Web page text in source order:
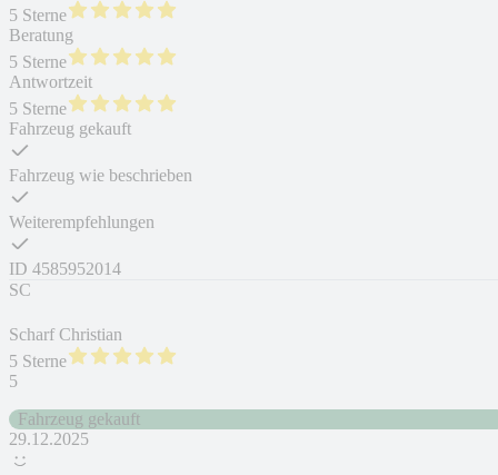
5 Sterne
Beratung
5 Sterne
Antwortzeit
5 Sterne
Fahrzeug gekauft
Fahrzeug wie beschrieben
Weiterempfehlungen
ID 4585952014
SC
Scharf Christian
5 Sterne
5
Fahrzeug gekauft
29.12.2025